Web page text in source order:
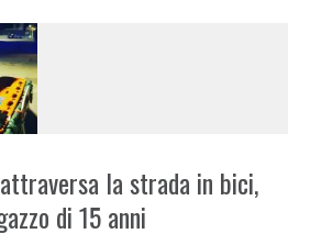
la strada in bici,
di 15 anni